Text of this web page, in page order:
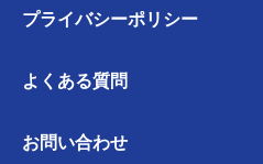
よくある質問
プライバシーポリシー
お問い合わせ